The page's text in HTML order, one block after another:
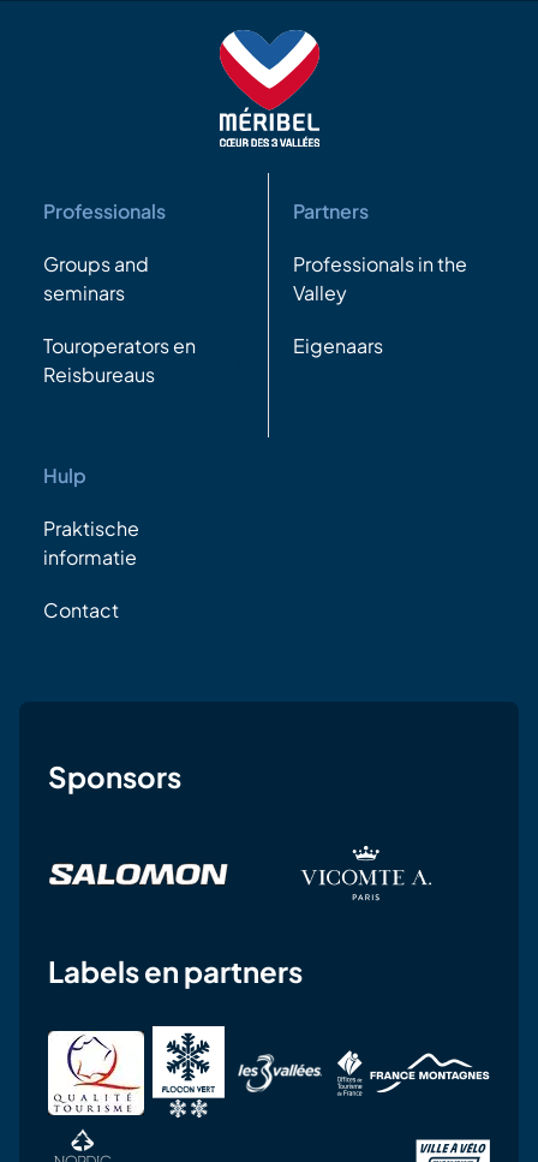
Professionals
Groups and
seminars
Touroperators en
Reisbureaus
Partners
Professionals in the
Valley
Eigenaars
Hulp
Praktische
informatie
Contact
Sponsors
Labels en partners